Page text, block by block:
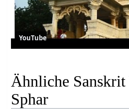
YouTube
Ähnliche
Sphar